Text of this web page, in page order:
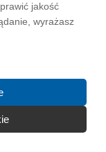
jakość
wyrażasz